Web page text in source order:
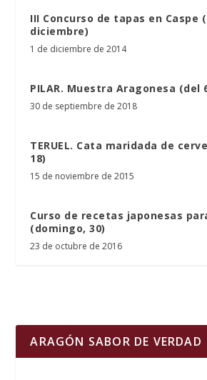
III Concurso de tapas en Caspe
diciembre)
1 de diciembre de 2014
PILAR. Muestra Aragonesa (del
30 de septiembre de 2018
TERUEL. Cata maridada de
18)
15 de noviembre de 2015
Curso de recetas japonesas
(domingo, 30)
23 de octubre de 2016
ARAGÓN SABOR DE VERDAD